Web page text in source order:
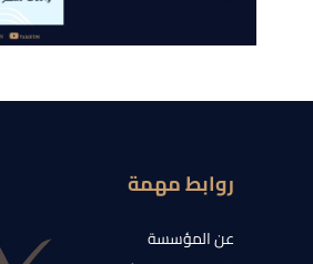
روابط مهمة
عن المؤسسة